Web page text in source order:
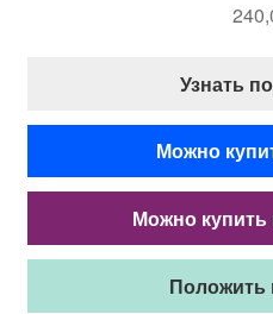
Узнать
Можно
Можно купить
Положить